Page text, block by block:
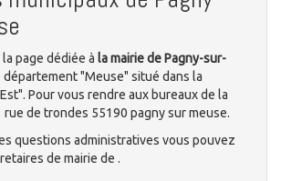
page dédiée à la mairie de Pagny-sur-
département "Meuse" situé dans la
Pour vous rendre aux bureaux de la
rue de trondes 55190 pagny sur meuse.
questions administratives vous pouvez
de mairie de .